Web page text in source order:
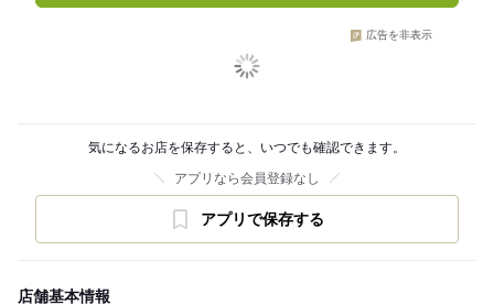
広告を非表示
気になるお店を保存すると、いつでも確認できます。
アプリなら会員登録なし
アプリで保存する
店舗基本情報